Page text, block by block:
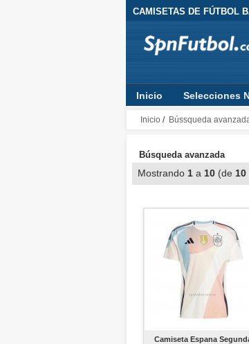
CAMISETAS DE FÚTBOL
Inicio Selecciones
Inicio / Bússqueda
Búsqueda avanzada
Mostrando 1 a 10 (de 10
Camiseta Espana